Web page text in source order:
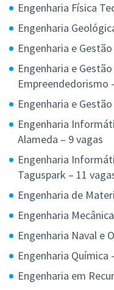
Engenharia Física
Engenharia
Engenharia e
Engenharia e
Empreendedorismo
Engenharia e
Engenharia
Alameda – 9 vagas
Engenharia
Taguspark – 11
Engenharia de
Engenharia
Engenharia Naval e
Engenharia Química
Engenharia em